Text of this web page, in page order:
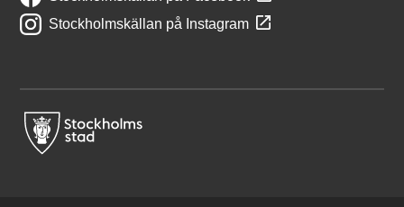
Stockholmskällan på Instagram